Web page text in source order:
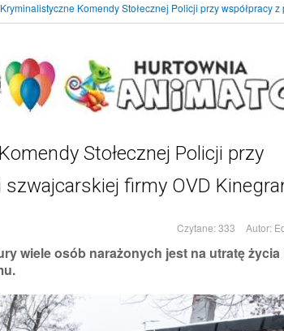
Komendy Stołecznej Policji przy współpracy
Stołecznej Policji przy
firmy OVD
Czytane: 333 Autor:
wiele osób narażonych jest na utratę życia